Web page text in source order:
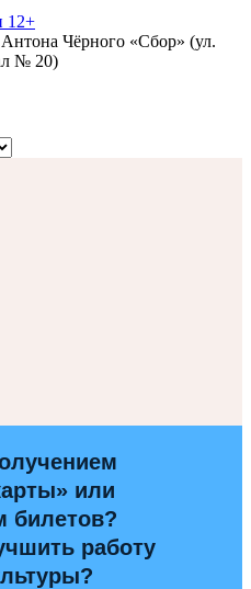
12+
Чёрного «Сбор» (ул.
№ 20)
или
билетов?
работу